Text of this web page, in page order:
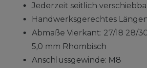
Jederzeit seitlich
Handwerksgerechtes
Abmaße Vierkant: 27/18 28/
5,0 mm Rhombisch
Anschlussgewinde: M8